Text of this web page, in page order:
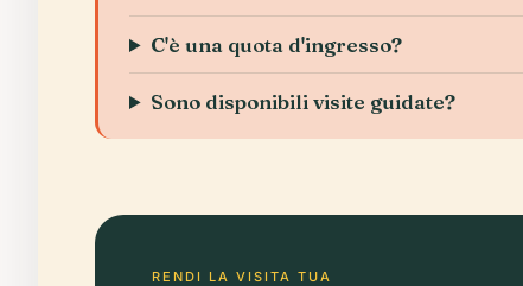
C'è una quota d'ingresso?
Sono disponibili visite guidate?
RENDI LA VISITA TUA